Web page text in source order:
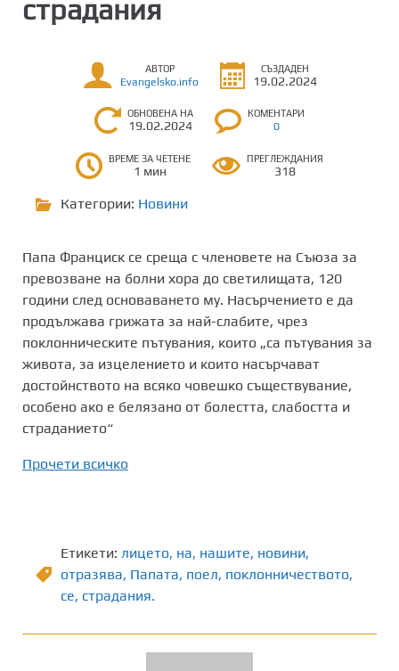
страдания
АВТОР
Evangelsko.info
СЪЗДАДЕН
19.02.2024
ОБНОВЕНА НА
19.02.2024
КОМЕНТАРИ
0
ВРЕМЕ ЗА ЧЕТЕНЕ
1 мин
ПРЕГЛЕЖДАНИЯ
318
Категории: Новини
Папа Франциск се среща с членовете на Съюза за
превозване на болни хора до светилищата, 120
години след основаването му. Насърчението е да
продължава грижата за най-слабите, чрез
поклонническите пътувания, които „са пътувания за
живота, за изцелението и които насърчават
достойнството на всяко човешко съществувание,
особено ако е белязано от болестта, слабостта и
страданието“
Прочети всичко
Етикети: лицето, на, нашите, новини,
отразява, Папата, поел, поклонничеството,
се, страдания.